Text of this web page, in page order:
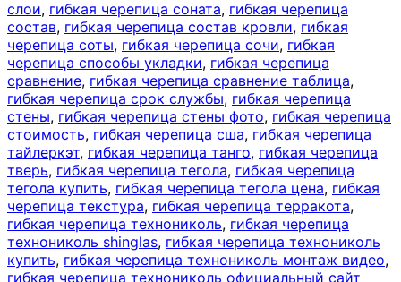
слои, гибкая черепица соната, гибкая черепица
состав, гибкая черепица состав кровли, гибкая
черепица соты, гибкая черепица сочи, гибкая
черепица способы укладки, гибкая черепица
сравнение, гибкая черепица сравнение таблица,
гибкая черепица срок службы, гибкая черепица
стены, гибкая черепица стены фото, гибкая черепица
стоимость, гибкая черепица сша, гибкая черепица
тайлеркэт, гибкая черепица танго, гибкая черепица
тверь, гибкая черепица тегола, гибкая черепица
тегола купить, гибкая черепица тегола цена, гибкая
черепица текстура, гибкая черепица терракота,
гибкая черепица технониколь, гибкая черепица
технониколь shinglas, гибкая черепица технониколь
купить, гибкая черепица технониколь монтаж видео,
гибкая черепица технониколь официальный сайт